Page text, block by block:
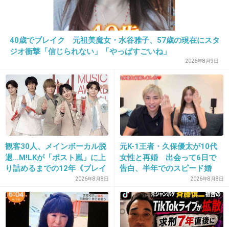
+3
33. 匿名 2026/06/03(水) 11:18:19
34. 匿名 2026/06/03(水) 11:19:03
メイちゃんの執事のルチア&忍
未だに忘れられないくらいヤバい奴らだった。
この２人が出てくると作品の対象年齢が上がる。
+7 -1
40歳でブレイク 元祖美魔女・水谷雅子、57歳の現在にスタ
ジオ衝撃「信じられない」「やっぱすごいね」
2026年8月9日
観客30人、メインボーカル脱
退…M!LKが「ポスト嵐」に上
り詰めるまでの12年《ブレイ
2026年8月8日
元K-1王者・久保優太が10代
女性と再婚 出会って6日で
告白、半年でのスピード婚
2026年8月8日